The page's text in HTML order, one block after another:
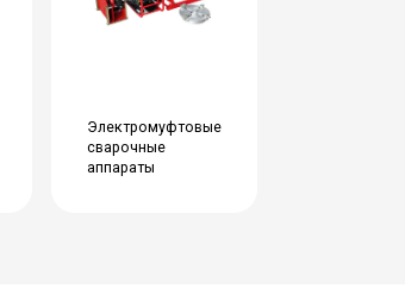
Электромуфтовые
сварочные
аппараты